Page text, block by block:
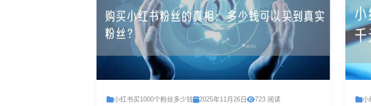
小红书买1000个粉丝多少钱 2025年11月26日 723 阅读 小